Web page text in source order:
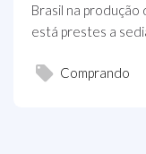
Brasil na produção
está prestes a
Comprando